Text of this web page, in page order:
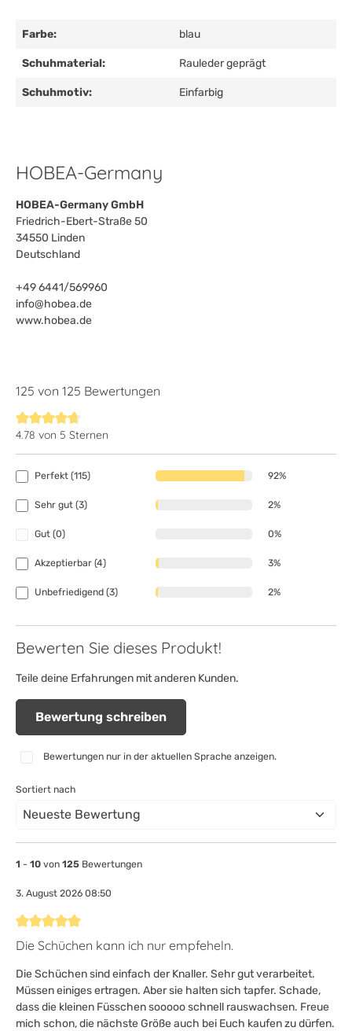
Farbe: blau
Schuhmaterial: Rauleder geprägt
Schuhmotiv: Einfarbig
HOBEA-Germany
HOBEA-Germany GmbH
Friedrich-Ebert-Straße 50
34550 Linden
Deutschland
+49 6441/569960
info@hobea.de
www.hobea.de
125 von 125 Bewertungen
Durchschnittliche Bewertung von 4.7 von 5 Sternen
4.78 von 5 Sternen
Perfekt (115) 92%
Sehr gut (3) 2%
Gut (0) 0%
Akzeptierbar (4) 3%
Unbefriedigend (3) 2%
Bewerten Sie dieses Produkt!
Teile deine Erfahrungen mit anderen Kunden.
Bewertung schreiben
Bewertungen nur in der aktuellen Sprache anzeigen.
Sortiert nach
1 - 10 von 125 Bewertungen
3. August 2026 08:50
Bewertung mit 5 von 5 Sternen
Die Schüchen kann ich nur empfeheln.
Die Schüchen sind einfach der Knaller. Sehr gut verarbeitet.
Müssen einiges ertragen. Aber sie halten sich tapfer. Schade,
dass die kleinen Füsschen sooooo schnell rauswachsen. Freue
mich schon, die nächste Größe auch bei Euch kaufen zu dürfen.